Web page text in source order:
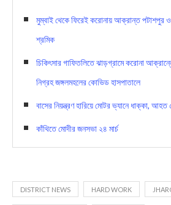
মুম্বাই থেকে ফিরেই করোনায় আক্রান্ত পটাশপুর ও
শ্রমিক
চিকিৎসার গাফিতলিতে ঝাড়গ্রামে করোনা
নিগ্রহ জঙ্গলমহলের কোভিড হাসপাতালে
বাসের নিয়ন্ত্রণ হারিয়ে মোটর ভ্যানে ধাক্কা, আহত
কাঁথিতে মোদীর জনসভা ২৪ মার্চ
DISTRICT NEWS HARD WORK